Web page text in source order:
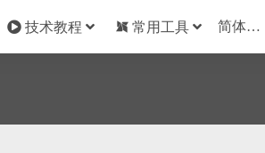
技术教程 常用工具